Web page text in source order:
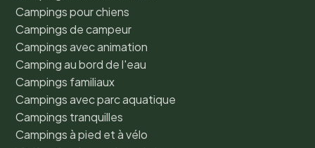
Campings pour chiens
Campings de campeur
Campings avec animation
Camping au bord de l'eau
Campings familiaux
Campings avec parc aquatique
Campings tranquilles
Campings à pied et à vélo